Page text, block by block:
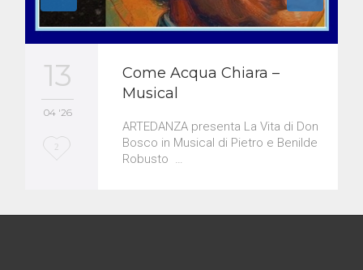
13
04 '26
2
Come Acqua Chiara –
Musical
ARTEDANZA presenta La Vita di Don
Bosco in Musical di Pietro e Benilde
Robusto …